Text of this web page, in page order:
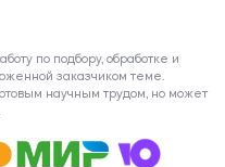
по подбору, обработке и
заказчиком теме.
научным трудом, но может